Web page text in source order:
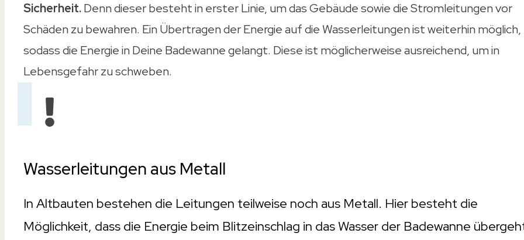
Sicherheit.Denn dieser besteht in erster Linie, um das Gebäude sowie die Stromleitungen vor
Schäden zu bewahren. Ein Übertragen der Energie auf die Wasserleitungen ist weiterhin möglich,
sodass die Energie in Deine Badewanne gelangt. Diese ist möglicherweise ausreichend, um in
Lebensgefahr zu schweben.
Wasserleitungen aus Metall
In Altbauten bestehen die Leitungen teilweise noch aus Metall. Hier besteht die
Möglichkeit, dass die Energie beim Blitzeinschlag in das Wasser der Badewanne